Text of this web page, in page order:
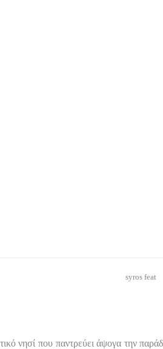
νησί που παντρεύει άψογα την